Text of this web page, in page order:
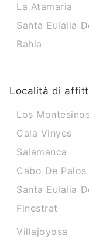
La Atamaria
Santa Eulalia
Bahia
Località di
Los
Cala Vinyes
Salamanca
Cabo De Palos
Santa Eulalia
Finestrat
Villajoyosa